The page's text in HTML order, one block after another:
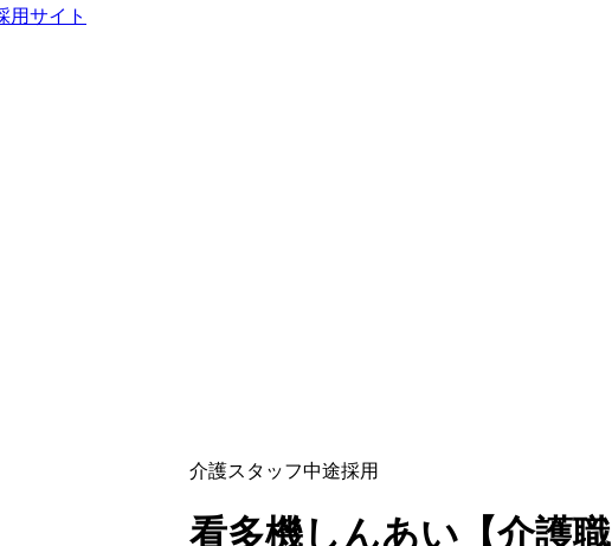
用サイト
介護スタッフ中途採用
看多機しんあい【介護